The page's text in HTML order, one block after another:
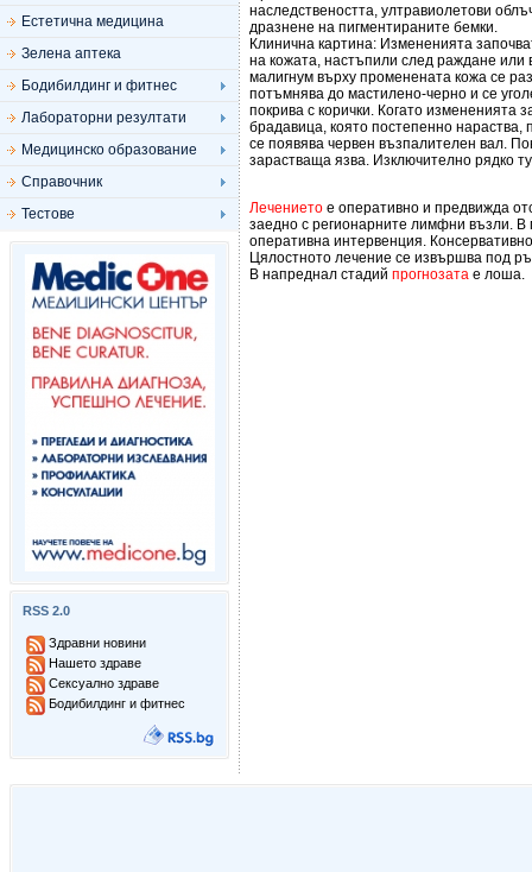
Естетична медицина
Зелена аптека
Бодибилдинг и фитнес
Лабораторни резултати
Медицинско образование
Справочник
Тестове
RSS 2.0
Здравни новини
Нашето здраве
Сексуално здраве
Бодибилдинг и фитнес
наследствеността, ултравиолетови
дразнене на пигментираните бемки.
Клинична картина: Измененията
на кожата, настъпили след раждане
малигнум върху променената кожа се
потъмнява до мастилено-черно и се
покрива с корички. Когато измененията
брадавица, която постепенно
се появява червен възпалителен вал.
зарастваща язва. Изключително рядко
Лечението е оперативно и предвижда
заедно с регионарните лимфни възли.
оперативна интервенция.
Цялостното лечение се извършва под
В напреднал стадий прогнозата е лоша.